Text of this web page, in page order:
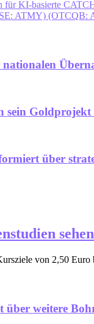
KI-basierte
ATMY) (OTCQB:
sein
über
von 2,50
weitere